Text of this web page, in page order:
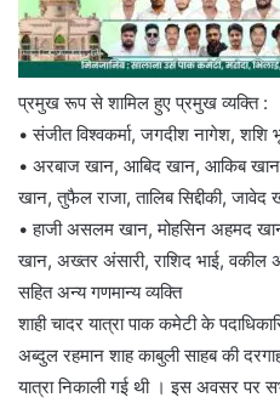
प्रमुख रूप से शामिल हुए प्रमुख व्यक्ति :
• संजीत विश्वकर्मा, जगदीश नागेश, शशि
• अरबाज खान, आबिद खान, आकिब
खान, तुफैल राजा, तालिब सिद्दीकी, जावेद
• हाजी असलम खान, मोहसिन अहमद
खान, अख्तर अंसारी, राशिद भाई,
सहित अन्य गणमान्य व्यक्ति
शाही चादर यात्रा पाक कमेटी के
अब्दुल रहमान शाह काबुली साहब की
यात्रा निकाली गई थी । इस अवसर